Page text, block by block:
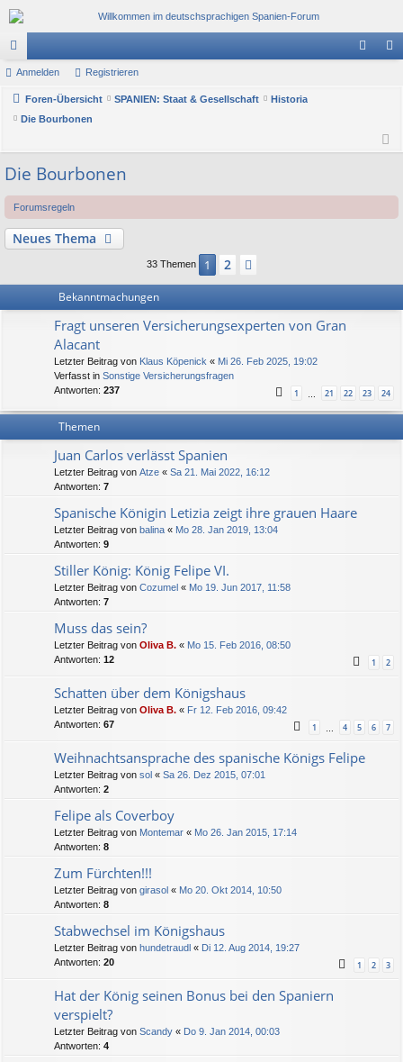
or
en
de re
Anmelden Registrieren
Foren-Übersicht SPANIEN: Staat & Gesellschaft
Historia
Die Bourbonen
Die Bourbonen
Forumsregeln
Neues Thema
33 Themen 1 2
Bekanntmachungen
Fragt unseren Versicherungsexperten von Gran
Alacant
Letzter Beitrag von Klaus Köpenick « Mi 26. Feb 2025, 19:02
Verfasst in Sonstige Versicherungsfragen
Antworten: 237 1 … 21 22 23 24
Themen
Juan Carlos verlässt Spanien
Letzter Beitrag von Atze « Sa 21. Mai 2022, 16:12
Antworten: 7
Spanische Königin Letizia zeigt ihre grauen Haare
Letzter Beitrag von balina « Mo 28. Jan 2019, 13:04
Antworten: 9
Stiller König: König Felipe VI.
Letzter Beitrag von Cozumel « Mo 19. Jun 2017, 11:58
Antworten: 7
Muss das sein?
Letzter Beitrag von Oliva B. « Mo 15. Feb 2016, 08:50
Antworten: 12 1 2
Schatten über dem Königshaus
Letzter Beitrag von Oliva B. « Fr 12. Feb 2016, 09:42
Antworten: 67 1 … 4 5 6 7
Weihnachtsansprache des spanische Königs Felipe
Letzter Beitrag von sol « Sa 26. Dez 2015, 07:01
Antworten: 2
Felipe als Coverboy
Letzter Beitrag von Montemar « Mo 26. Jan 2015, 17:14
Antworten: 8
Zum Fürchten!!!
Letzter Beitrag von girasol « Mo 20. Okt 2014, 10:50
Antworten: 8
Stabwechsel im Königshaus
Letzter Beitrag von hundetraudl « Di 12. Aug 2014, 19:27
Antworten: 20 1 2 3
Hat der König seinen Bonus bei den Spaniern
verspielt?
Letzter Beitrag von Scandy « Do 9. Jan 2014, 00:03
Antworten: 4